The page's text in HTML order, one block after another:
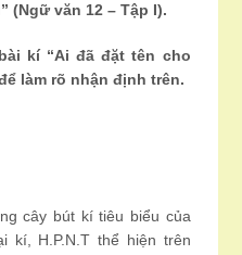
(Ngữ văn 12 – Tập I).
kí “Ai đã đặt tên cho
làm rõ nhận định trên.
cây bút kí tiêu biểu của
kí, H.P.N.T thể hiện trên